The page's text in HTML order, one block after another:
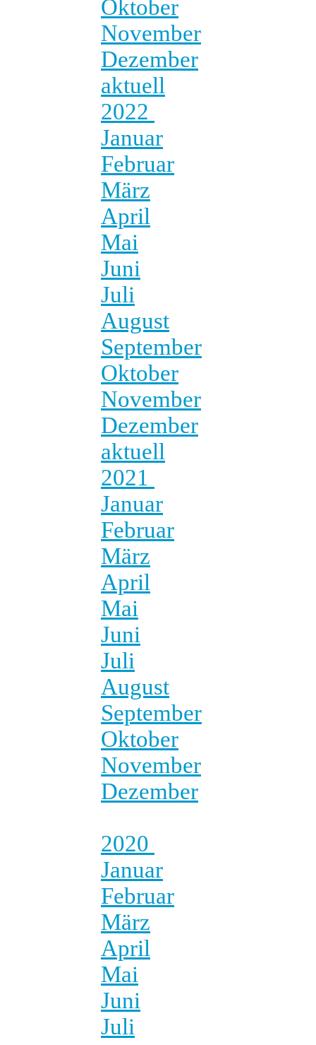
Oktober
November
Dezember
aktuell
2022
Januar
Februar
März
April
Mai
Juni
Juli
August
September
Oktober
November
Dezember
aktuell
2021
Januar
Februar
März
April
Mai
Juni
Juli
August
September
Oktober
November
Dezember
2020
Januar
Februar
März
April
Mai
Juni
Juli